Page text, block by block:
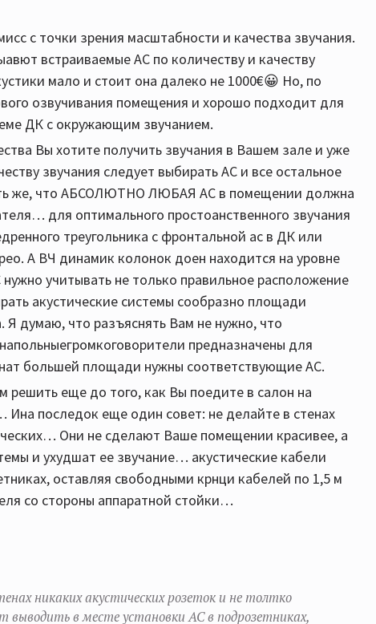
с точки зрения масштабности и качества звучания.
встраиваемые АС по количеству и качеству
мало и стоит она далеко не 1000€😀 Но, по
озвучивания помещения и хорошо подходит для
ДК с окружающим звучанием.
Вы хотите получить звучания в Вашем зале и уже
звучания следует выбирать АС и все остальное
же, что АБСОЛЮТНО ЛЮБАЯ АС в помещении должна
для оптимального простоанственного звучания
треугольника с фронтальной ас в ДК или
А ВЧ динамик колонок доен находится на уровне
учитывать не только правильное расположение
акустические системы сообразно площади
думаю, что разъяснять Вам не нужно, что
предназначены для
большей площади нужны соответствующие АС.
еще до того, как Вы поедите в салон на
последок еще один совет: не делайте в стенах
Они не сделают Ваше помещении красивее, а
и ухудшат ее звучание… акустические кабели
оставляя свободными крнци кабелей по 1,5 м
со стороны аппаратной стойки…
никаких акустических розеток и не толтко
выводить в месте установки АС в подрозетниках,